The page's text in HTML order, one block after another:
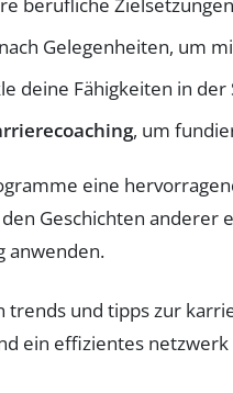
Gelegenheiten, um
deine Fähigkeiten in
, um
eine
Geschichten
anwenden.